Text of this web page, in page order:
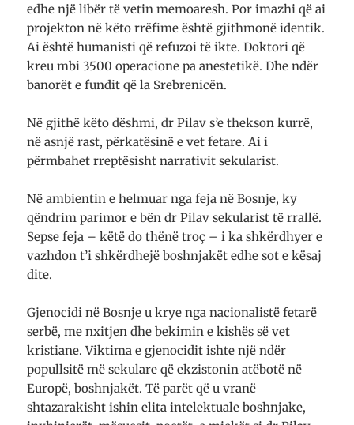
edhe një libër të vetin memoaresh. Por imazhi që ai
projekton në këto rrëfime është gjithmonë identik.
Ai është humanisti që refuzoi të ikte. Doktori që
kreu mbi 3500 operacione pa anestetikë. Dhe ndër
banorët e fundit që la Srebrenicën.
Në gjithë këto dëshmi, dr Pilav s’e thekson kurrë,
në asnjë rast, përkatësinë e vet fetare. Ai i
përmbahet rreptësisht narrativit sekularist.
Në ambientin e helmuar nga feja në Bosnje, ky
qëndrim parimor e bën dr Pilav sekularist të rrallë.
Sepse feja – këtë do thënë troç – i ka shkërdhyer e
vazhdon t’i shkërdhejë boshnjakët edhe sot e kësaj
dite.
Gjenocidi në Bosnje u krye nga nacionalistë fetarë
serbë, me nxitjen dhe bekimin e kishës së vet
kristiane. Viktima e gjenocidit ishte një ndër
popullsitë më sekulare që ekzistonin atëbotë në
Europë, boshnjakët. Të parët që u vranë
shtazarakisht ishin elita intelektuale boshnjake,